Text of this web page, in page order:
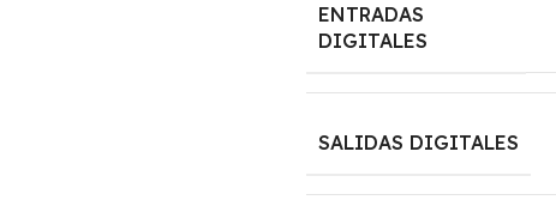
ENTRADAS
DIGITALES
SALIDAS DIGITALES